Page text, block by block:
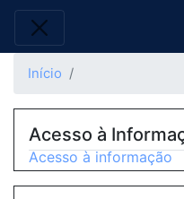
Início
Acesso à
Acesso à informação